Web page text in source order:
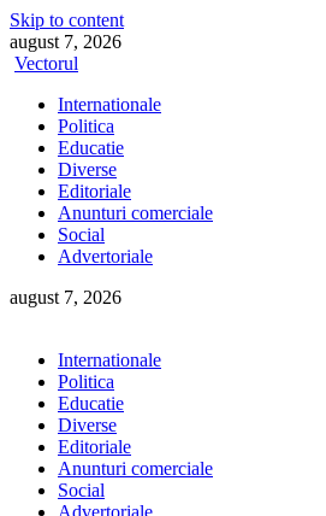
Skip to content
august 7, 2026
Vectorul
Internationale
Politica
Educatie
Diverse
Editoriale
Anunturi comerciale
Social
Advertoriale
august 7, 2026
Internationale
Politica
Educatie
Diverse
Editoriale
Anunturi comerciale
Social
Advertoriale